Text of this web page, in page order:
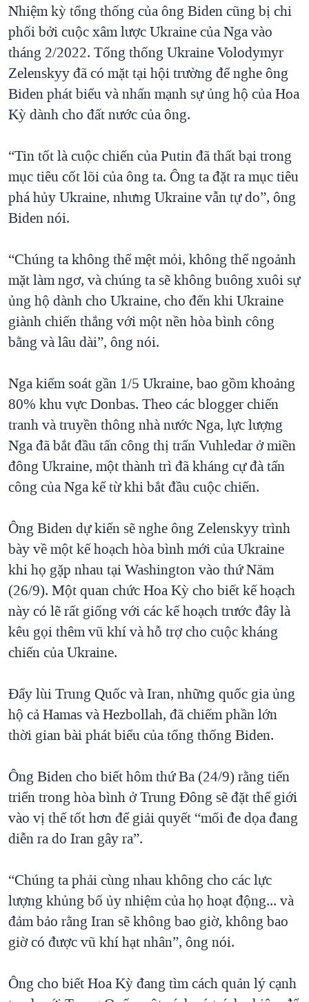
Nhiệm kỳ tổng thống của ông Biden cũng bị chi
phối bởi cuộc xâm lược Ukraine của Nga vào
tháng 2/2022. Tổng thống Ukraine Volodymyr
Zelenskyy đã có mặt tại hội trường để nghe ông
Biden phát biểu và nhấn mạnh sự ủng hộ của Hoa
Kỳ dành cho đất nước của ông.
“Tin tốt là cuộc chiến của Putin đã thất bại trong
mục tiêu cốt lõi của ông ta. Ông ta đặt ra mục tiêu
phá hủy Ukraine, nhưng Ukraine vẫn tự do”, ông
Biden nói.
“Chúng ta không thể mệt mỏi, không thể ngoảnh
mặt làm ngơ, và chúng ta sẽ không buông xuôi sự
ủng hộ dành cho Ukraine, cho đến khi Ukraine
giành chiến thắng với một nền hòa bình công
bằng và lâu dài”, ông nói.
Nga kiểm soát gần 1/5 Ukraine, bao gồm khoảng
80% khu vực Donbas. Theo các blogger chiến
tranh và truyền thông nhà nước Nga, lực lượng
Nga đã bắt đầu tấn công thị trấn Vuhledar ở miền
đông Ukraine, một thành trì đã kháng cự đà tấn
công của Nga kể từ khi bắt đầu cuộc chiến.
Ông Biden dự kiến sẽ nghe ông Zelenskyy trình
bày về một kế hoạch hòa bình mới của Ukraine
khi họ gặp nhau tại Washington vào thứ Năm
(26/9). Một quan chức Hoa Kỳ cho biết kế hoạch
này có lẽ rất giống với các kế hoạch trước đây là
kêu gọi thêm vũ khí và hỗ trợ cho cuộc kháng
chiến của Ukraine.
Đẩy lùi Trung Quốc và Iran, những quốc gia ủng
hộ cả Hamas và Hezbollah, đã chiếm phần lớn
thời gian bài phát biểu của tổng thống Biden.
Ông Biden cho biết hôm thứ Ba (24/9) rằng tiến
triển trong hòa bình ở Trung Đông sẽ đặt thế giới
vào vị thế tốt hơn để giải quyết “mối đe dọa đang
diễn ra do Iran gây ra”.
“Chúng ta phải cùng nhau không cho các lực
lượng khủng bố ủy nhiệm của họ hoạt động... và
đảm bảo rằng Iran sẽ không bao giờ, không bao
giờ có được vũ khí hạt nhân”, ông nói.
Ông cho biết Hoa Kỳ đang tìm cách quản lý cạnh